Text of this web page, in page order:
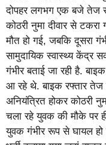
दोपहर लगभग एक बजे तेज
कोठरी नुमा दीवार से
मौत हो गई, जबकि दूसरा
सामुदायिक स्वास्थ्य केंद्र
गंभीर बताई जा रही है.
आ रहे थे. बाइक रफ्तार तेज
अनियंत्रित होकर कोठरी
चला रहे युवक की मौके पर
युवक गंभीर रूप से घायल